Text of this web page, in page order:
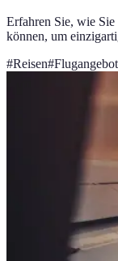
Erfahren Sie, wie Sie
können, um
#Reisen#